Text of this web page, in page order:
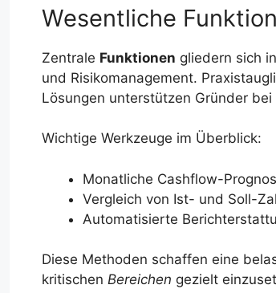
Wesentliche
Zentrale Funktionen gliedern sich
und Risikomanagement.
Lösungen unterstützen Gründer
Wichtige Werkzeuge im Überblick:
Monatliche Cashflow-
Vergleich von Ist- und Soll-
Automatisierte
Diese Methoden schaffen eine
kritischen Bereichen gezielt